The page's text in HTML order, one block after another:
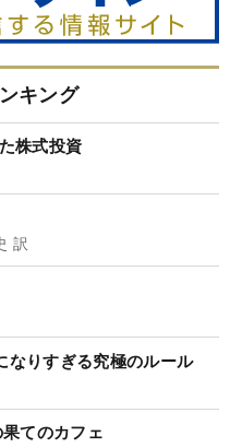
キング
株式投資
訳
りすぎる究極のルール
てのカフェ